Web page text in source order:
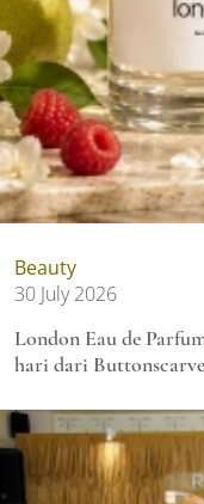
Beauty
30 July 2026
London Eau de
hari dari